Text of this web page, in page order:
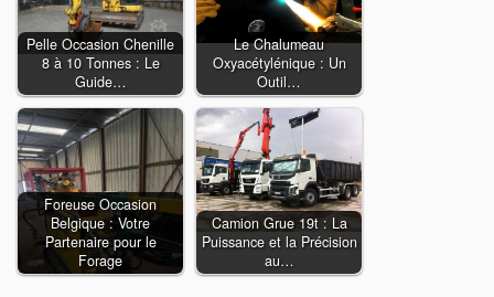
Pelle Occasion Chenille
8 à 10 Tonnes : Le
Guide…
Le Chalumeau
Oxyacétylénique : Un
Outil…
Foreuse Occasion
Belgique : Votre
Partenaire pour le
Forage
Camion Grue 19t : La
Puissance et la Précision
au…